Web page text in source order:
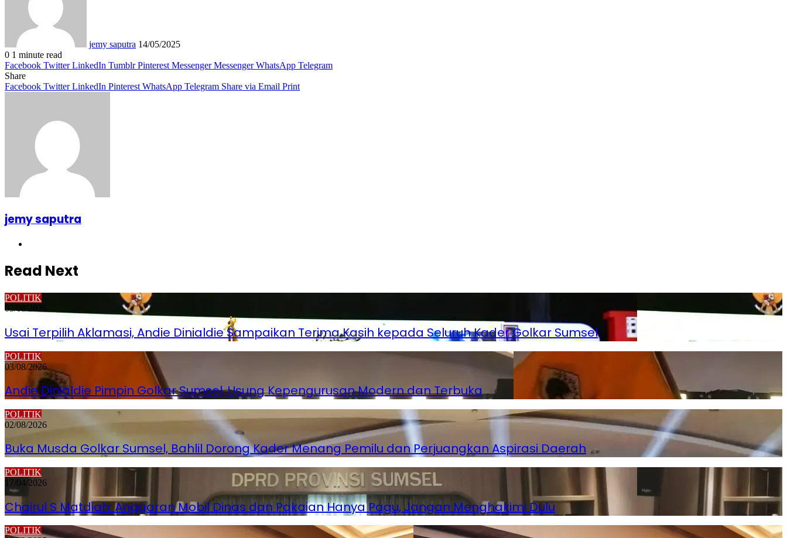
jemy saputra 14/05/2025
0 1 minute read
Facebook Twitter LinkedIn Tumblr Pinterest Messenger Messenger WhatsApp Telegram
Share
Facebook Twitter LinkedIn Pinterest WhatsApp Telegram Share via Email Print
jemy saputra
Read Next
POLITIK
03/08/2026
Usai Terpilih Aklamasi, Andie Dinialdie Sampaikan Terima Kasih kepada Seluruh Kader Golkar Sumsel
POLITIK
03/08/2026
Andie Dinialdie Pimpin Golkar Sumsel, Usung Kepengurusan Modern dan Terbuka
POLITIK
02/08/2026
Buka Musda Golkar Sumsel, Bahlil Dorong Kader Menang Pemilu dan Perjuangkan Aspirasi Daerah
POLITIK
17/04/2026
Chairul S Matdiah: Anggaran Mobil Dinas dan Pakaian Hanya Pagu, Jangan Menghakimi Dulu
POLITIK